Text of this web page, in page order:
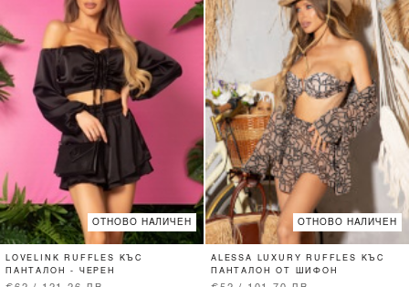
ОТНОВО НАЛИЧЕН
LOVELINK RUFFLES КЪС
ПАНТАЛОН - ЧЕРЕН
ОТНОВО НАЛИЧЕН
ALESSA LUXURY RUFFLES КЪС
ПАНТАЛОН ОТ ШИФОН